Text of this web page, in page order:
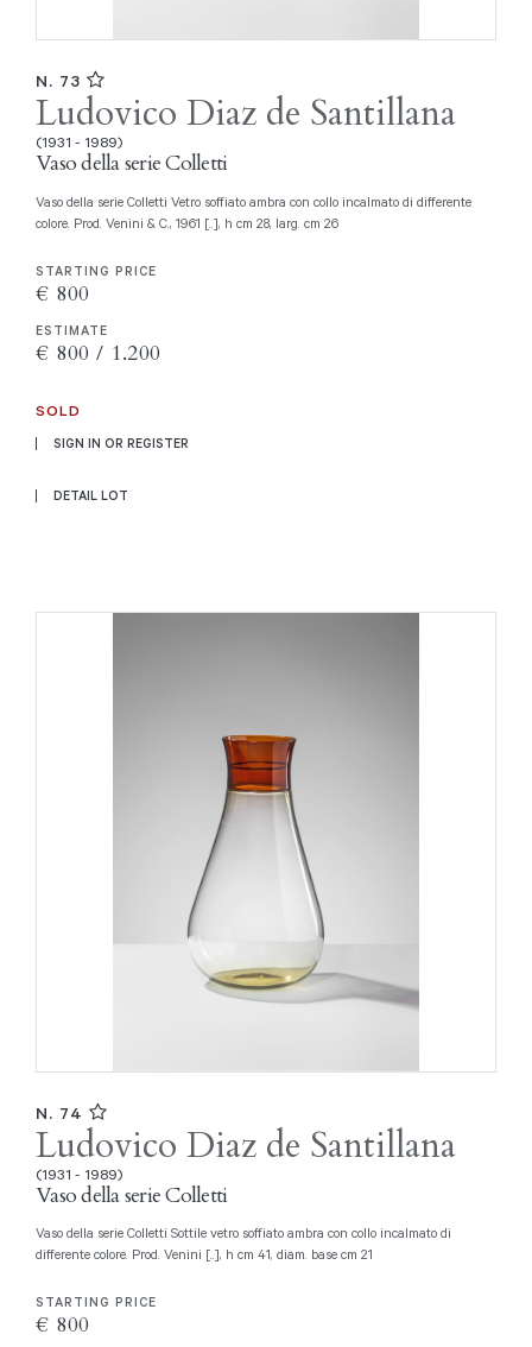
N. 73
Ludovico Diaz de Santillana
(1931 - 1989)
Vaso della serie Colletti
Vaso della serie Colletti Vetro soffiato ambra con collo incalmato di differente
colore. Prod. Venini & C., 1961 [..], h cm 28, larg. cm 26
STARTING PRICE
€ 800
ESTIMATE
€ 800 / 1.200
SOLD
SIGN IN OR REGISTER
DETAIL LOT
N. 74
Ludovico Diaz de Santillana
(1931 - 1989)
Vaso della serie Colletti
Vaso della serie Colletti Sottile vetro soffiato ambra con collo incalmato di
differente colore. Prod. Venini [..], h cm 41, diam. base cm 21
STARTING PRICE
€ 800